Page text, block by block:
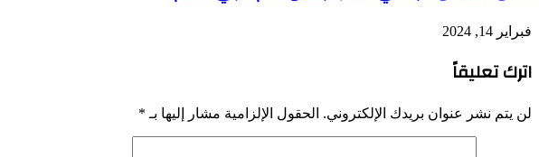
فبراير 14, 2024
اترك تعليقاً
لن يتم نشر عنوان بريدك الإلكتروني. الحقول الإلزامية مشار إليها بـ *